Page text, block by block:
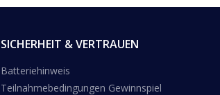
SICHERHEIT & VERTRAUEN
Batteriehinweis
Teilnahmebedingungen Gewinnspiel